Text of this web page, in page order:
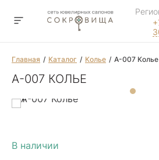
Главная Каталог Колье А-007 Колье
А-007 КОЛЬЕ